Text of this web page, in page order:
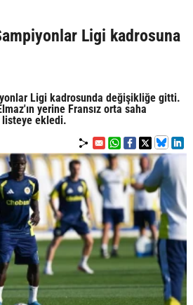
Ligi kadrosuna
Ligi kadrosunda değişikliğe gitti.
yerine Fransız orta saha
listeye ekledi.